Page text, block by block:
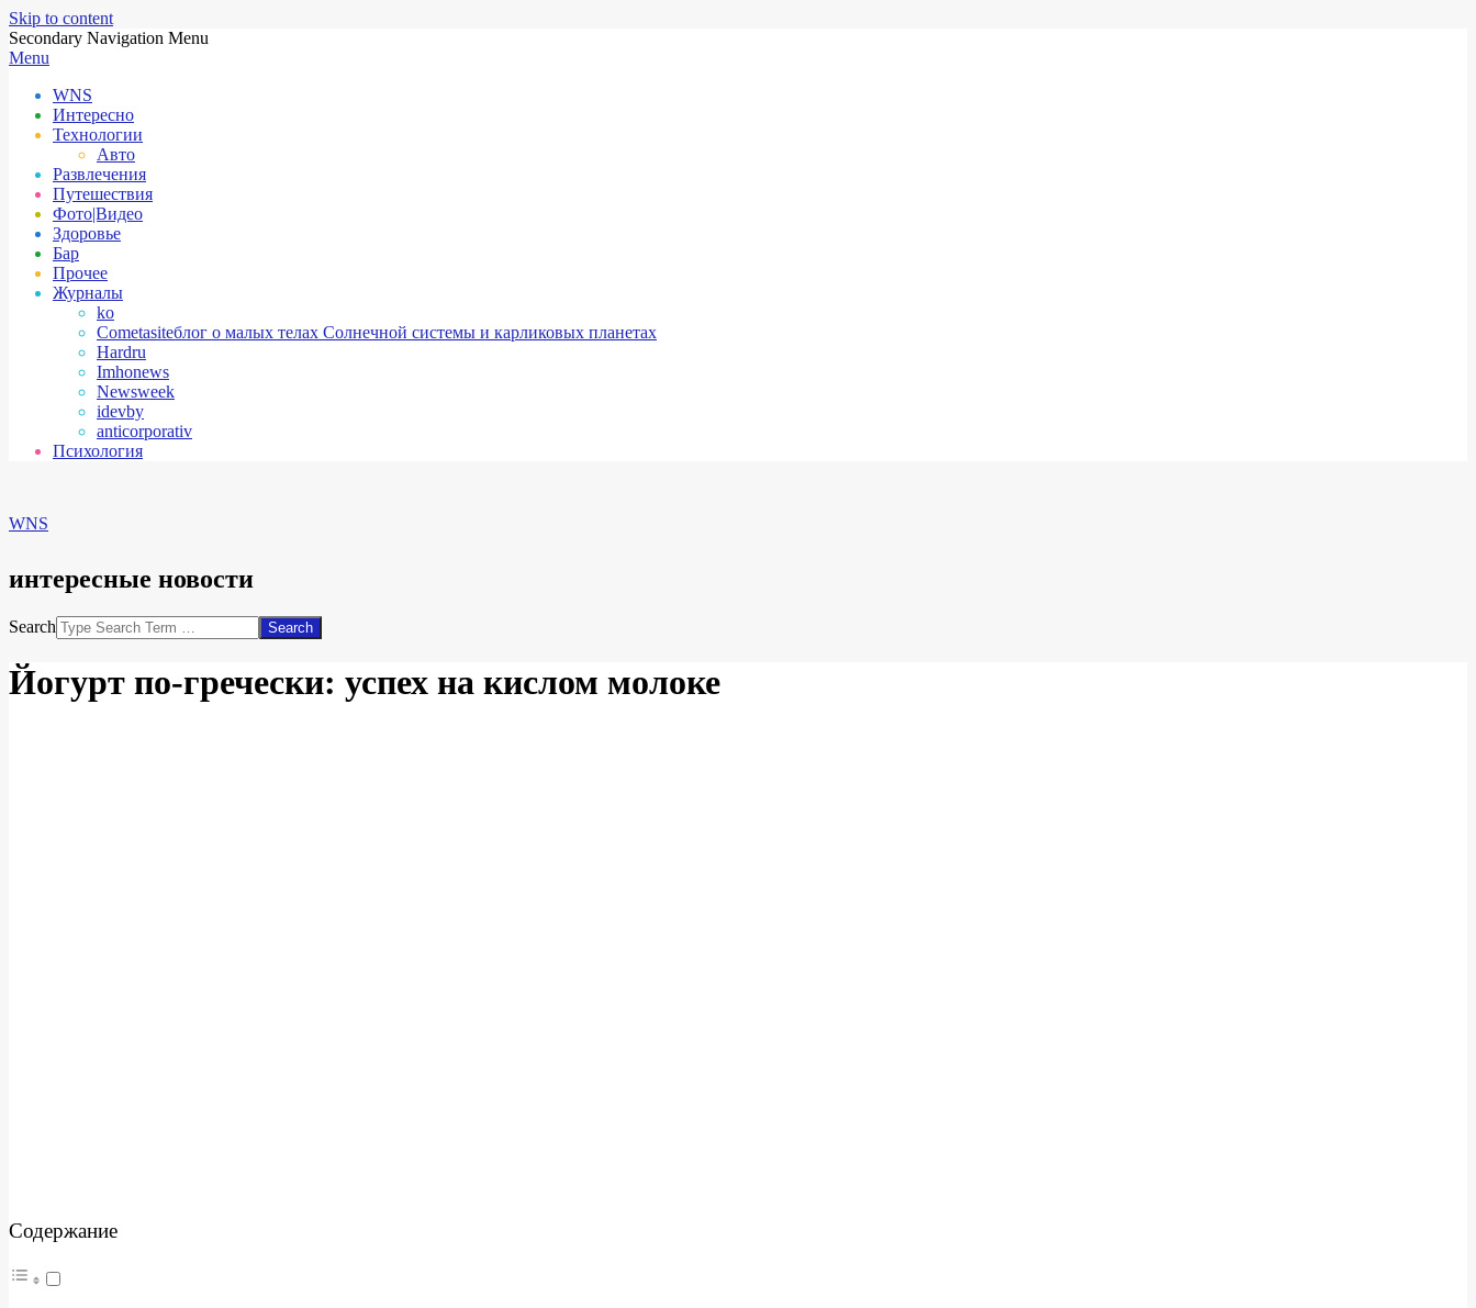
Skip to content
Secondary Navigation Menu
Menu
WNS
Интересно
Технологии
Авто
Развлечения
Путешествия
Фото|Видео
Здоровье
Бар
Прочее
Журналы
ko
Cometasiteблог о малых телах Солнечной системы и карликовых планетах
Hardru
Imhonews
Newsweek
idevby
anticorporativ
Психология
WNS
интересные новости
Search
Йогурт по-гречески: успех на кислом молоке
Содержание